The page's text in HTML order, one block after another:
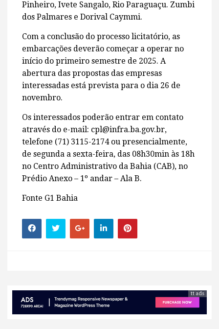
Pinheiro, Ivete Sangalo, Rio Paraguaçu. Zumbi
dos Palmares e Dorival Caymmi.
Com a conclusão do processo licitatório, as
embarcações deverão começar a operar no
início do primeiro semestre de 2025. A
abertura das propostas das empresas
interessadas está prevista para o dia 26 de
novembro.
Os interessados poderão entrar em contato
através do e-mail: cpl@infra.ba.gov.br,
telefone (71) 3115-2174 ou presencialmente,
de segunda a sexta-feira, das 08h30min às 18h
no Centro Administrativo da Bahia (CAB), no
Prédio Anexo – 1º andar – Ala B.
Fonte G1 Bahia
tt ads